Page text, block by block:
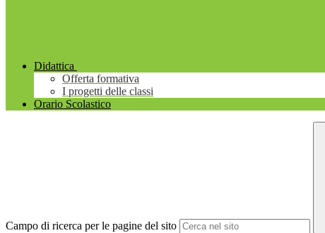
Didattica
Offerta formativa
I progetti delle classi
Orario Scolastico
Campo di ricerca per le pagine del sito